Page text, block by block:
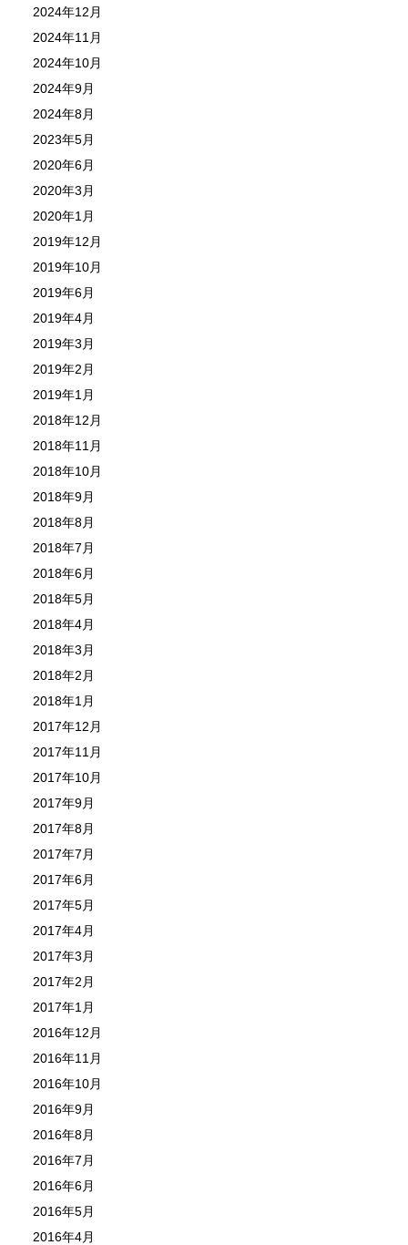
2024年12月
2024年11月
2024年10月
2024年9月
2024年8月
2023年5月
2020年6月
2020年3月
2020年1月
2019年12月
2019年10月
2019年6月
2019年4月
2019年3月
2019年2月
2019年1月
2018年12月
2018年11月
2018年10月
2018年9月
2018年8月
2018年7月
2018年6月
2018年5月
2018年4月
2018年3月
2018年2月
2018年1月
2017年12月
2017年11月
2017年10月
2017年9月
2017年8月
2017年7月
2017年6月
2017年5月
2017年4月
2017年3月
2017年2月
2017年1月
2016年12月
2016年11月
2016年10月
2016年9月
2016年8月
2016年7月
2016年6月
2016年5月
2016年4月